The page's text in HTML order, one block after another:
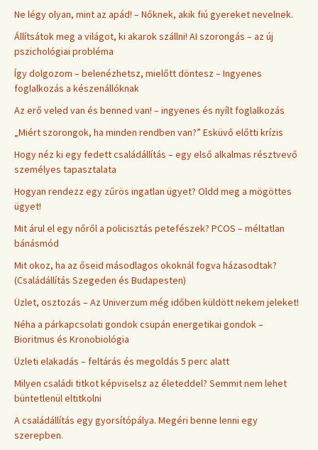
Ne légy olyan, mint az apád! – Nőknek, akik fiú gyereket nevelnek.
Állítsátok meg a világot, ki akarok szállni! AI szorongás – az új
pszichológiai probléma
Így dolgozom – belenézhetsz, mielőtt döntesz – Ingyenes
foglalkozás a készenállóknak
Az erő veled van és benned van! – ingyenes és nyílt foglalkozás
„Miért szorongok, ha minden rendben van?” Esküvő előtti krízis
Hogy néz ki egy fedett családállítás – egy első alkalmas résztvevő
személyes tapasztalata
Hogyan rendezz egy zűrös ingatlan ügyet? Oldd meg a mögöttes
ügyet!
Mit árul el egy nőről a policisztás petefészek? PCOS – méltatlan
bánásmód
Mit okoz, ha az őseid másodlagos okoknál fogva házasodtak?
(Családállítás Szegeden és Budapesten)
Üzlet, osztozás – Az Univerzum még időben küldött nekem jeleket!
Néha a párkapcsolati gondok csupán energetikai gondok –
Bioritmus és Kronobiológia
Üzleti elakadás – feltárás és megoldás 5 perc alatt
Milyen családi titkot képviselsz az életeddel? Semmit nem lehet
büntetlenül eltitkolni
A családállítás egy gyorsítópálya. Megéri benne lenni egy
szerepben.